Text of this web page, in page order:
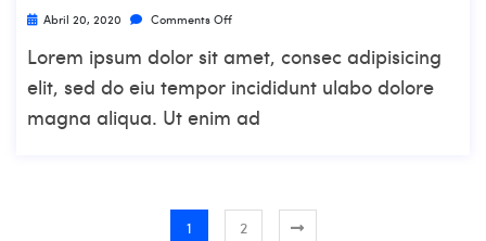
Abril 20, 2020 Comments Off
Lorem ipsum dolor sit amet, consec adipisicing
elit, sed do eiu tempor incididunt ulabo dolore
magna aliqua. Ut enim ad
1 2